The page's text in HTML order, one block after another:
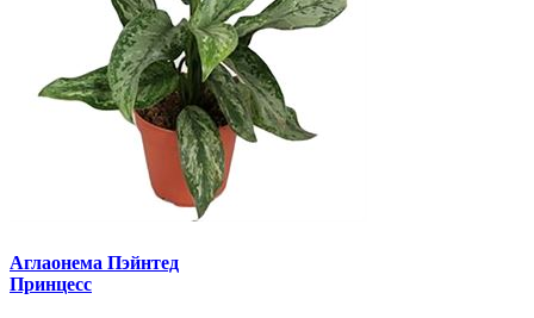
Аглаонема Пэйнтед
Принцесс